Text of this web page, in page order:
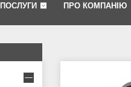
ПРО КОМПАНІЮ